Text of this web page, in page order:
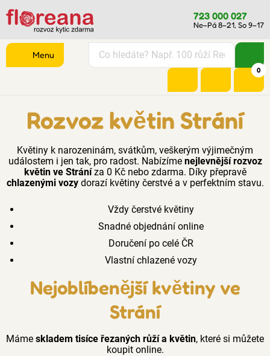
723 000 027
Ne–Pá 8–21, So 9–17
0
Menu
Rozvoz květin Strání
Květiny k narozeninám, svátkům, veškerým výjimečným
událostem i jen tak, pro radost. Nabízíme nejlevnější rozvoz
květin ve Stráníza 0 Kč nebo zdarma. Díky přepravě
chlazenými vozydorazí květiny čerstvé a v perfektním stavu.
Vždy čerstvé květiny
Snadné objednání online
Doručení po celé ČR
Vlastní chlazené vozy
Nejoblíbenější květiny ve
Strání
Máme skladem tisíce řezaných růží a květin, které si můžete
koupit online.